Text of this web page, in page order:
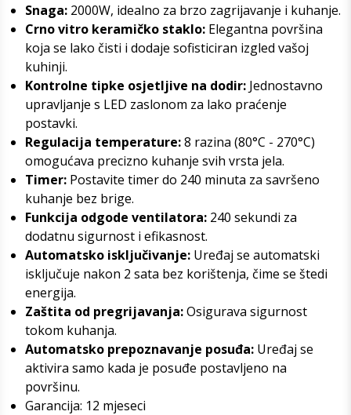
Snaga: 2000W, idealno za brzo zagrijavanje i kuhanje.
Crno vitro keramičko staklo: Elegantna površina
koja se lako čisti i dodaje sofisticiran izgled vašoj
kuhinji.
Kontrolne tipke osjetljive na dodir: Jednostavno
upravljanje s LED zaslonom za lako praćenje
postavki.
Regulacija temperature:8 razina (80°C - 270°C)
omogućava precizno kuhanje svih vrsta jela.
Timer: Postavite timer do 240 minuta za savršeno
kuhanje bez brige.
Funkcija odgode ventilatora: 240 sekundi za
dodatnu sigurnost i efikasnost.
Automatsko isključivanje: Uređaj se automatski
isključuje nakon 2 sata bez korištenja, čime se štedi
energija.
Zaštita od pregrijavanja:Osigurava sigurnost
tokom kuhanja.
Automatsko prepoznavanje posuđa: Uređaj se
aktivira samo kada je posuđe postavljeno na
površinu.
Garancija: 12 mjeseci